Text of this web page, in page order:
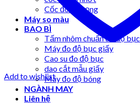
Cốc đo tỷ trọng
Máy so màu
BAO BÌ
Tấm nhôm chuẩn đo độ bục
Máy đo độ bục giấy
Cao su đo độ bục
dao cắt mẫu giấy
Máy đo độ bóng
NGÀNH MAY
Liên hệ
Add to wishlist